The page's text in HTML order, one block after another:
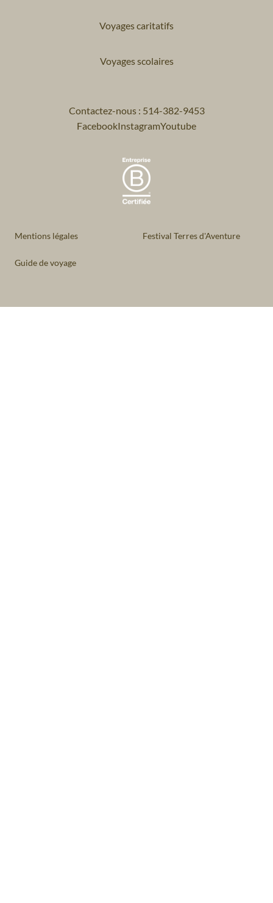
Voyages caritatifs
Voyages scolaires
Contactez-nous : 514-382-9453
FacebookInstagramYoutube
Mentions légales Festival Terres d'Aventure
Guide de voyage